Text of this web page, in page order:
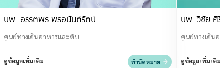
นพ. อรรตพร พรอนันต์รัตน์
ศูนย์ทางเดินอาหารและตับ
ดูข้อมูลเพิ่มเติม ทำนัดหมาย
นพ. วิชัย
ศูนย์ทางเดิน
ดูข้อมูลเพิ่มเติม